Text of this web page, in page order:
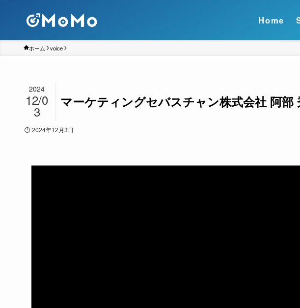
Home
ホーム voice
マーケティングセバスチャン株式会社 阿部
2024
12/0
3
2024年12月3日